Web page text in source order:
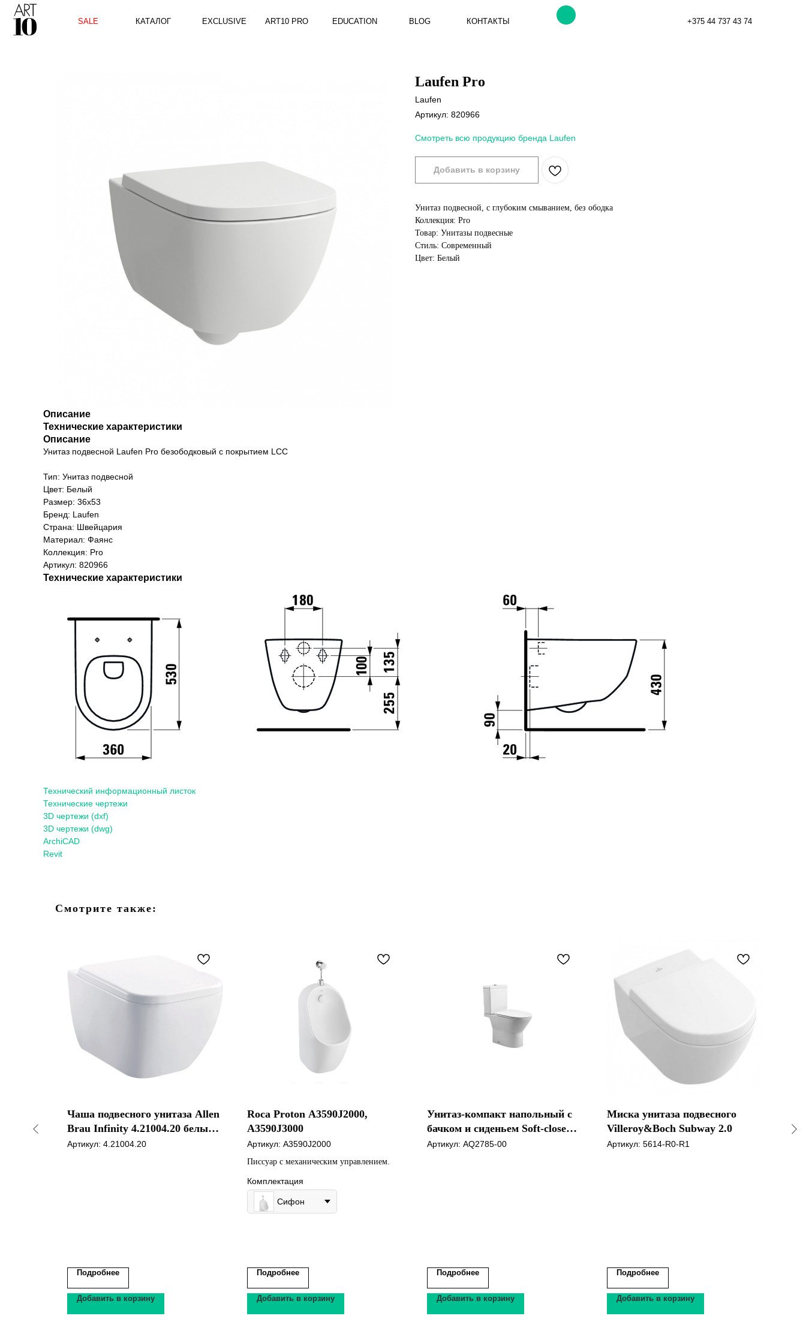
SALE EXCLUSIVE ART10 PRO EDUCATION
КАТАЛОГ BLOG КОНТАКТЫ
Laufen Pro
Laufen
Артикул: 820966
Смотреть всю продукцию бренда Laufen
Добавить в корзину
Унитаз подвесной, с глубоким смыванием, без ободка
Коллекция: Pro
Товар: Унитазы подвесные
Стиль: Современный
Цвет: Белый
Описание
Технические характеристики
Описание
Унитаз подвесной Laufen Pro безободковый с покрытием LCC
Тип: Унитаз подвесной
Цвет: Белый
Размер: 36х53
Бренд: Laufen
Страна: Швейцария
Материал: Фаянс
Коллекция: Pro
Артикул: 820966
Технические характеристики
Технический информационный листок
Технические чертежи
3D чертежи (dxf)
3D чертежи (dwg)
ArchiCAD
Revit
Смотрите также:
Чаша подвесного унитаза Allen
Brau Infinity 4.21004.20 белый
глянец
Артикул: 4.21004.20
Подробнее
Добавить в корзину
Roca Proton A3590J2000,
A3590J3000
Артикул: A3590J2000
Писсуар с механическим управлением.
Комплектация
Сифон
Подробнее
Добавить в корзину
Унитаз-компакт напольный с
бачком и сиденьем Soft-close
Aquatek Леон
Артикул: AQ2785-00
Подробнее
Добавить в корзину
Миска унитаза подвесного
Villeroy&Boch Subway 2.0
Артикул: 5614-R0-R1
Подробнее
Добавить в корзину